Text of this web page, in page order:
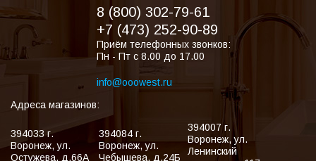
8 (800) 302-79-61
+7 (473) 252-90-89
Приём телефонных звонков:
Пн - Пт с 8.00 до 17.00
info@ooowest.ru
Адреса магазинов:
394033 г.
Воронеж,ул.
Остужева, д.66А
394084 г.
Воронеж,ул.
Чебышева, д.24Б
394007 г.
Воронеж,ул.
Ленинский